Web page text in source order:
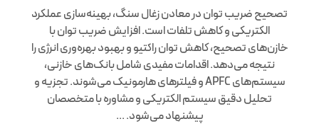
تصحیح ضریب توان در معادن زغال سنگ، بهینه‌سازی عملکرد
الکتریکی و کاهش تلفات است. افزایش ضریب توان با
خازن‌های تصحیح، کاهش توان راکتیو و بهبود بهره‌وری انرژی را
نتیجه می‌دهد. اقدامات مفیدی شامل بانک‌های خازنی،
سیستم‌های APFC و فیلترهای هارمونیک می‌شوند. تجزیه و
تحلیل دقیق سیستم الکتریکی و مشاوره با متخصصان
پیشنهاد می‌شود. ...